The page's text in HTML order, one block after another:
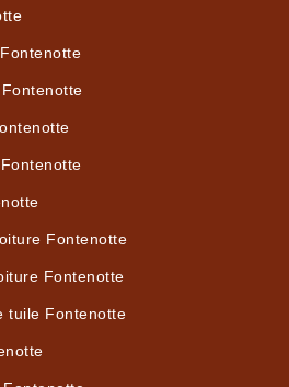
Fontenotte
Fontenotte
tuile Fontenotte